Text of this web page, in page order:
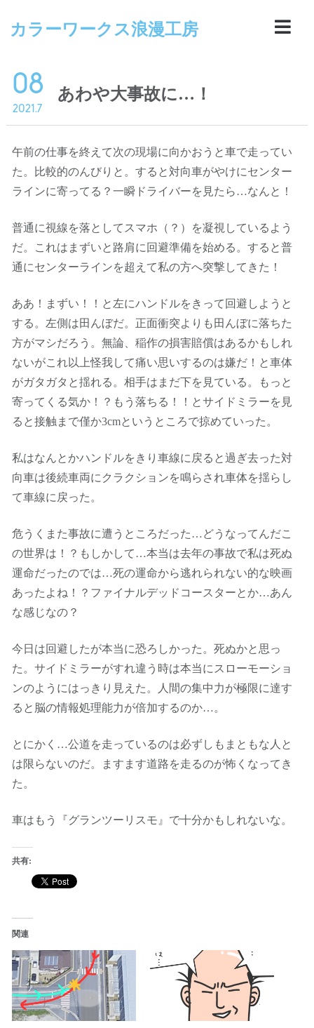
カラーワークス浪漫工房
08
2021.7
あわや大事故に…！
午前の仕事を終えて次の現場に向かおうと車で走ってい
た。比較的のんびりと。すると対向車がやけにセンター
ラインに寄ってる？一瞬ドライバーを見たら…なんと！
普通に視線を落としてスマホ（？）を凝視しているよう
だ。これはまずいと路肩に回避準備を始める。すると普
通にセンターラインを超えて私の方へ突撃してきた！
ああ！まずい！！と左にハンドルをきって回避しようと
する。左側は田んぼだ。正面衝突よりも田んぼに落ちた
方がマシだろう。無論、稲作の損害賠償はあるかもしれ
ないがこれ以上怪我して痛い思いするのは嫌だ！と車体
がガタガタと揺れる。相手はまだ下を見ている。もっと
寄ってくる気か！？もう落ちる！！とサイドミラーを見
ると接触まで僅か3cmというところで掠めていった。
私はなんとかハンドルをきり車線に戻ると過ぎ去った対
向車は後続車両にクラクションを鳴らされ車体を揺らし
て車線に戻った。
危うくまた事故に遭うところだった…どうなってんだこ
の世界は！？もしかして…本当は去年の事故で私は死ぬ
運命だったのでは…死の運命から逃れられない的な映画
あったよね！？ファイナルデッドコースターとか…あん
な感じなの？
今日は回避したが本当に恐ろしかった。死ぬかと思っ
た。サイドミラーがすれ違う時は本当にスローモーショ
ンのようにはっきり見えた。人間の集中力が極限に達す
ると脳の情報処理能力が倍加するのか…。
とにかく…公道を走っているのは必ずしもまともな人と
は限らないのだ。ますます道路を走るのが怖くなってき
た。
車はもう『グランツーリスモ』で十分かもしれないな。
共有:
関連